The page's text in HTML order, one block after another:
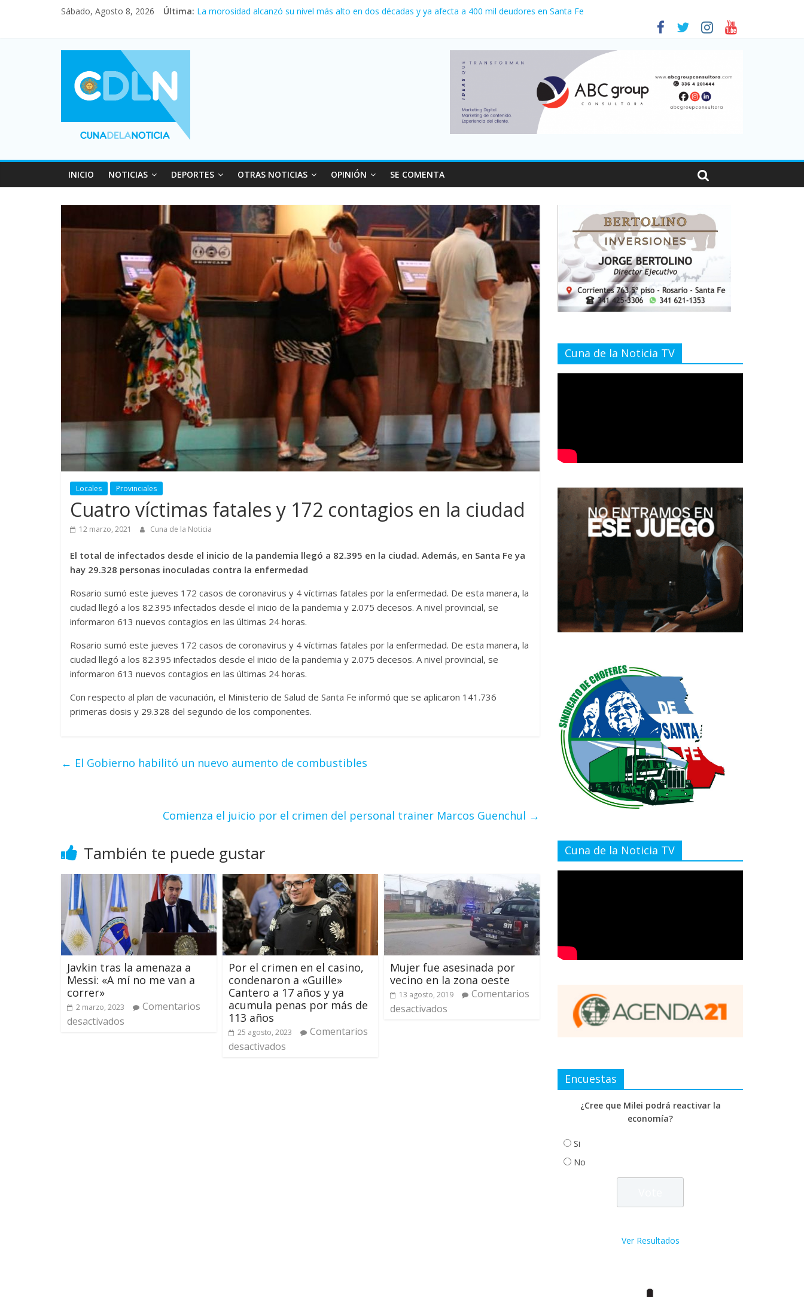
Sábado, Agosto 8, 2026 Última: La morosidad alcanzó su nivel más alto en dos décadas y ya afecta a 400 mil deudores en Santa Fe
INICIO NOTICIAS DEPORTES OTRAS NOTICIAS OPINIÓN SE COMENTA
Locales Provinciales
Cuatro víctimas fatales y 172 contagios en la ciudad
12 marzo, 2021 Cuna de la Noticia
El total de infectados desde el inicio de la pandemia llegó a 82.395 en la ciudad. Además, en Santa Fe ya
hay 29.328 personas inoculadas contra la enfermedad
Rosario sumó este jueves 172 casos de coronavirus y 4 víctimas fatales por la enfermedad. De esta manera, la
ciudad llegó a los 82.395 infectados desde el inicio de la pandemia y 2.075 decesos. A nivel provincial, se
informaron 613 nuevos contagios en las últimas 24 horas.
Rosario sumó este jueves 172 casos de coronavirus y 4 víctimas fatales por la enfermedad. De esta manera, la
ciudad llegó a los 82.395 infectados desde el inicio de la pandemia y 2.075 decesos. A nivel provincial, se
informaron 613 nuevos contagios en las últimas 24 horas.
Con respecto al plan de vacunación, el Ministerio de Salud de Santa Fe informó que se aplicaron 141.736
primeras dosis y 29.328 del segundo de los componentes.
← El Gobierno habilitó un nuevo aumento de combustibles
Comienza el juicio por el crimen del personal trainer Marcos Guenchul →
También te puede gustar
Javkin tras la amenaza a
Messi: «A mí no me van a
correr»
2 marzo, 2023
Comentarios
desactivados
Por el crimen en el casino,
condenaron a «Guille»
Cantero a 17 años y ya
acumula penas por más de
113 años
25 agosto, 2023
Comentarios
desactivados
Mujer fue asesinada por
vecino en la zona oeste
13 agosto, 2019
Comentarios
desactivados
Cuna de la Noticia TV
Cuna de la Noticia TV
Encuestas
¿Cree que Milei podrá reactivar la
economía?
Si
No
Ver Resultados